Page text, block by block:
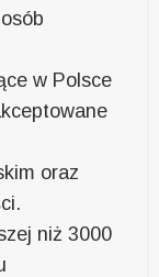
w Polsce
oraz
niż 3000